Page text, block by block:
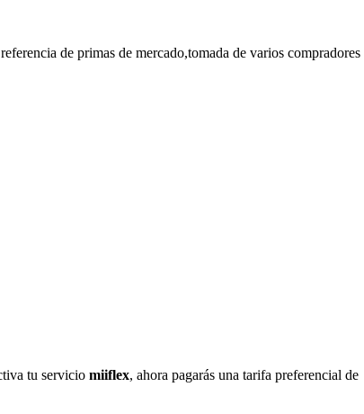
de primas de mercado,tomada de varios
tu servicio miiflex, ahora pagarás una tarifa preferencial de